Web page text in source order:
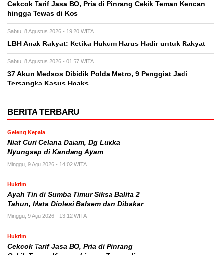
Cekcok Tarif Jasa BO, Pria di Pinrang Cekik Teman Kencan
hingga Tewas di Kos
Sabtu, 8 Agustus 2026 - 19:20 WITA
LBH Anak Rakyat: Ketika Hukum Harus Hadir untuk Rakyat
Sabtu, 8 Agustus 2026 - 01:57 WITA
37 Akun Medsos Dibidik Polda Metro, 9 Penggiat Jadi
Tersangka Kasus Hoaks
BERITA TERBARU
Geleng Kepala
Niat Curi Celana Dalam, Dg Lukka
Nyungsep di Kandang Ayam
Minggu, 9 Agu 2026 - 14:02 WITA
Hukrim
Ayah Tiri di Sumba Timur Siksa Balita 2
Tahun, Mata Diolesi Balsem dan Dibakar
Minggu, 9 Agu 2026 - 13:12 WITA
Hukrim
Cekcok Tarif Jasa BO, Pria di Pinrang